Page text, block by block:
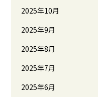
2025年10月
2025年9月
2025年8月
2025年7月
2025年6月